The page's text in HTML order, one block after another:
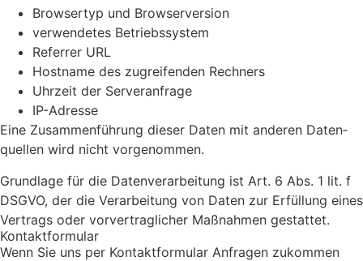
Brow­ser­typ und Brow­ser­ver­si­on
ver­wen­de­tes Betriebs­sys­tem
Refer­rer URL
Host­na­me des zugrei­fen­den Rech­ners
Uhr­zeit der Ser­ver­an­fra­ge
IP-Adres­se
Eine Zusam­men­füh­rung die­ser Daten mit ande­ren Daten­
quel­len wird nicht vor­ge­nom­men.
Grund­la­ge für die Daten­ver­ar­bei­tung ist Art. 6 Abs. 1 lit. f
DSGVO, der die Ver­ar­bei­tung von Daten zur Erfül­lung eines
Ver­trags oder vor­ver­trag­li­cher Maß­nah­men gestat­tet.
Kon­takt­for­mu­lar
Wenn Sie uns per Kon­takt­for­mu­lar Anfra­gen zukom­men